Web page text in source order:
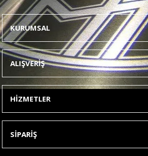
Bu ürünün fiyat bilgisi, resim, ürün
konularda yetersiz gördüğünüz noktaları
tarafımıza iletebilirsiniz.
Görüş ve önerileriniz için teşekkür ederiz.
Ürün resmi kalitesiz, bozuk veya
Ürün açıklamasında eksik bilgiler bulunuyor.
Ürün bilgilerinde hatalar bulunuyor.
Ürün fiyatı diğer sitelerden daha pahalı.
Bu ürüne benzer farklı alternatifler olmalı.
KURUMSAL
ALIŞVERİŞ
HİZMETLER
SİPARİŞ